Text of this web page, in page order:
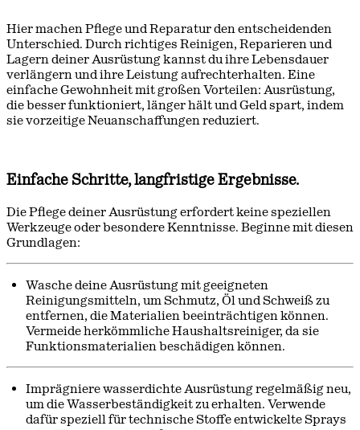
Hier machen Pflege und Reparatur den entscheidenden
Unterschied. Durch richtiges Reinigen, Reparieren und
Lagern deiner Ausrüstung kannst du ihre Lebensdauer
verlängern und ihre Leistung aufrechterhalten. Eine
einfache Gewohnheit mit großen Vorteilen: Ausrüstung,
die besser funktioniert, länger hält und Geld spart, indem
sie vorzeitige Neuanschaffungen reduziert.
Einfache Schritte, langfristige Ergebnisse.
Die Pflege deiner Ausrüstung erfordert keine speziellen
Werkzeuge oder besondere Kenntnisse. Beginne mit diesen
Grundlagen:
Wasche deine Ausrüstung mit geeigneten
Reinigungsmitteln, um Schmutz, Öl und Schweiß zu
entfernen, die Materialien beeinträchtigen können.
Vermeide herkömmliche Haushaltsreiniger, da sie
Funktionsmaterialien beschädigen können.
Imprägniere wasserdichte Ausrüstung regelmäßig neu,
um die Wasserbeständigkeit zu erhalten. Verwende
dafür speziell für technische Stoffe entwickelte Sprays